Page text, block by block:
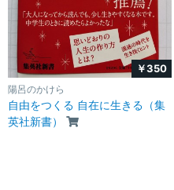
￥350
陽呂のかけら
自由をつくる 自在に生きる（集
英社新書）